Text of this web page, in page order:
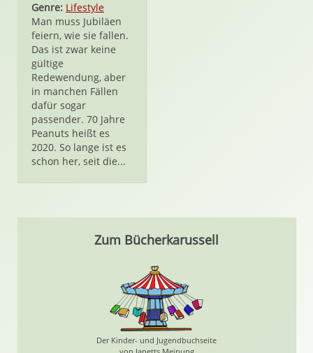
Genre: Lifestyle
Man muss Jubiläen
feiern, wie sie fallen.
Das ist zwar keine
gültige
Redewendung, aber
in manchen Fällen
dafür sogar
passender. 70 Jahre
Peanuts heißt es
2020. So lange ist es
schon her, seit die...
Zum Bücherkarussell
Der Kinder- und Jugendbuchseite